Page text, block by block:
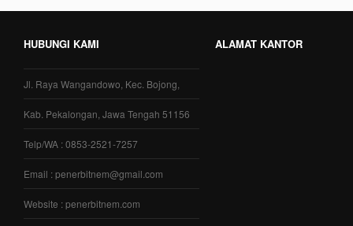
HUBUNGI KAMI
Jl. Raya Wangandowo, Kec. Bojong,
Kab. Pekalongan, Jawa Tengah 51156
Telp/WA : 0853-2521-7257
Email : penerbitnem@gmail.com
Website : penerbitnem.com
ALAMAT KANTOR